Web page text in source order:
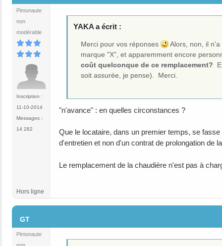
Pimonaute
non
modérable
Inscription :
11-10-2014
Messages :
14 282
YAKA a écrit :
Merci pour vos réponses
Alors, non, il
marque "X", et apparemment encore
coût quelconque de ce remplacement?
soit assurée, je pense). Merci.
"n'avance" : en quelles circonstances ?
Que le locataire, dans un premier temps, se
d'entretien et non d'un contrat de prolongation de
Le remplacement de la chaudière n'est pas à
Hors ligne
GT
Pimonaute